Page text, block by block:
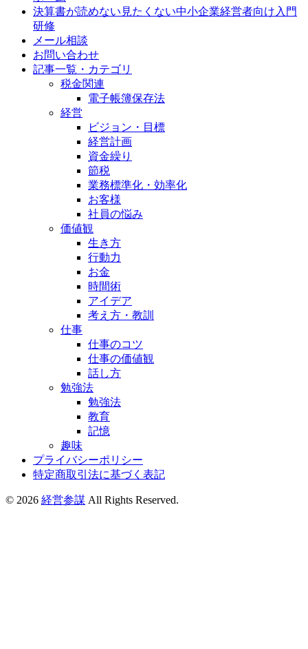
決算書が読めない見たくない中小企業経営者向け入門
研修
メール相談
お問い合わせ
記事一覧・カテゴリ
税金関連
電子帳簿保存法
経営
ビジョン・目標
経営計画
資金繰り
節税
業務標準化・効率化
お客様
社員の悩み
価値観
生き方
行動力
お金
時間術
アイデア
考え方・教訓
仕事
仕事のコツ
仕事の価値観
話し方
勉強法
勉強法
教育
記憶
趣味
プライバシーポリシー
特定商取引法に基づく表記
© 2026 経営参謀 All Rights Reserved.